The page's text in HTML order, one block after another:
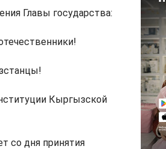
Главы государства:
Кыргызской
со дня принятия